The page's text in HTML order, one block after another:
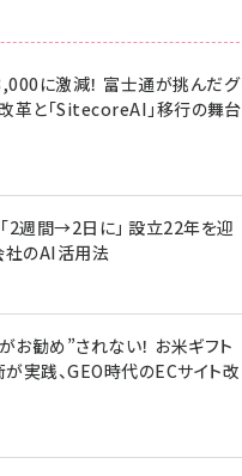
に激減！ 富士通が挑んだグ
革と「SitecoreAI」移行の舞台
2週間→2日に」 設立22年を迎
社のAI活用法
お勧め”されない！ お米ギフト
実践、GEO時代のECサイト改